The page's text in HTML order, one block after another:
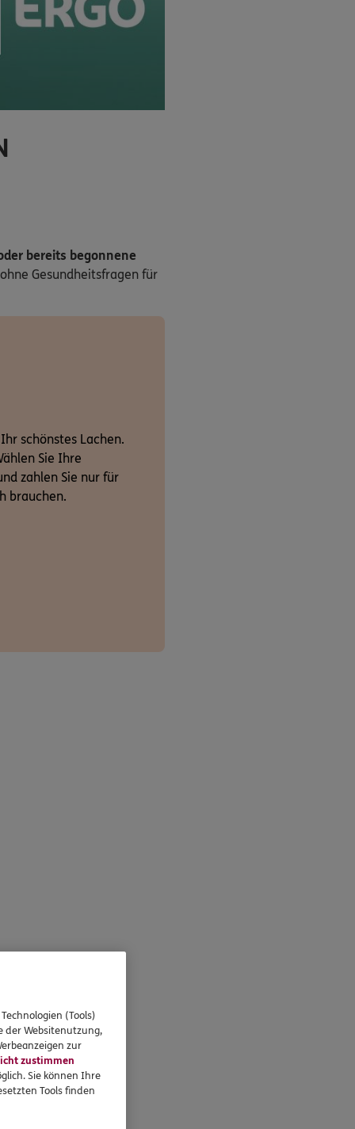
bereits begonnene
Gesundheitsfragen für
schönstes Lachen.
Sie Ihre
zahlen Sie nur für
brauchen.
(Tools)
der Websitenutzung,
zur
zustimmen
Sie können Ihre
Tools finden